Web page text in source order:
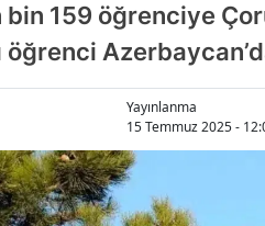
159 öğrenciye
öğrenci
Yayınlanma
15 Temmuz 2025 -